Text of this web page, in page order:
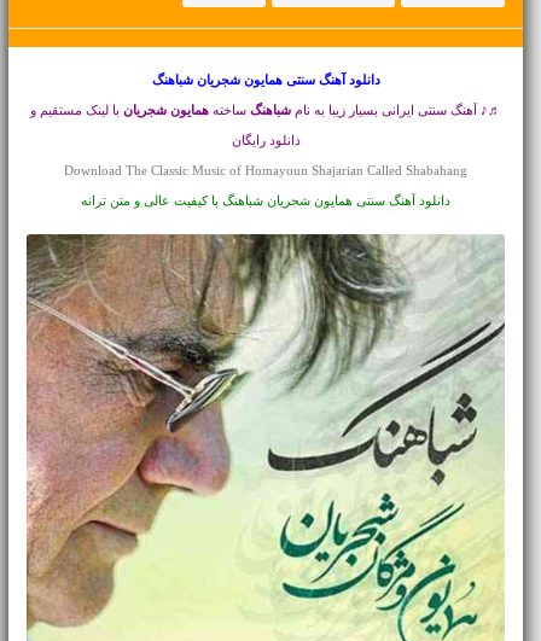
دانلود آهنگ سنتی همایون شجریان شباهنگ
♬♪ آهنگ سنتی ایرانی بسیار زیبا به نام شباهنگساخته همایون شجریانبا لینک مستقیم و
دانلود رایگان
Download The Classic Music of Homayoun Shajarian Called Shabahang
دانلود آهنگ سنتی همایون شجریان شباهنگ با کیفیت عالی و متن ترانه